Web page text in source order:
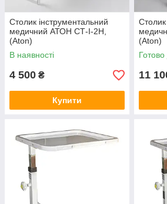
Столик інструментальний
медичний АТОН СТ-І-2Н,
(Aton)
В наявності
4 500 ₴
Купити
Столик
(Aton)
Готово
11